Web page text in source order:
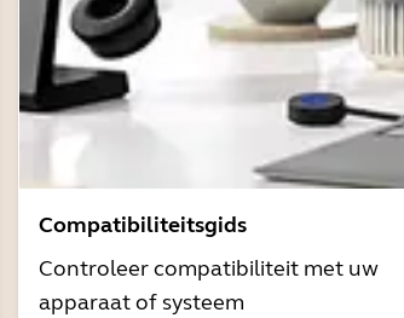
Compatibiliteitsgids
Controleer compatibiliteit met uw
apparaat of systeem